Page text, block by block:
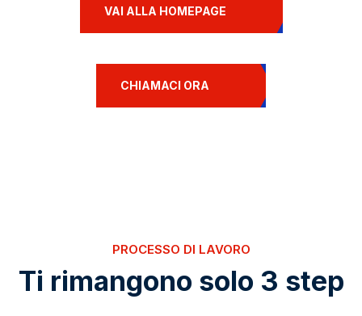
VAI ALLA HOMEPAGE
CHIAMACI ORA
PROCESSO DI LAVORO
Ti rimangono solo 3 step